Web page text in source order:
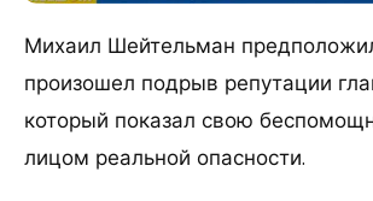
Михаил Шейтельман
произошел подрыв репутации
который показал свою
лицом реальной опасности.